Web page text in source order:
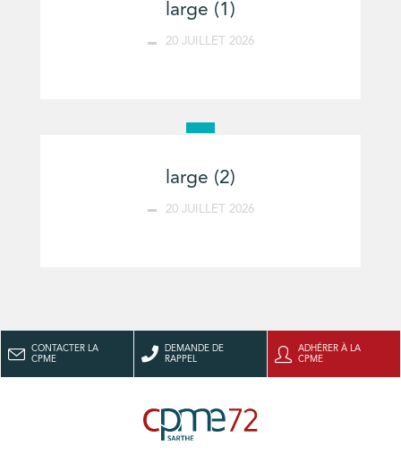
large (1)
20 JUILLET 2026
large (2)
20 JUILLET 2026
CONTACTER LA
CPME
DEMANDE DE
RAPPEL
ADHÉRER À LA
CPME